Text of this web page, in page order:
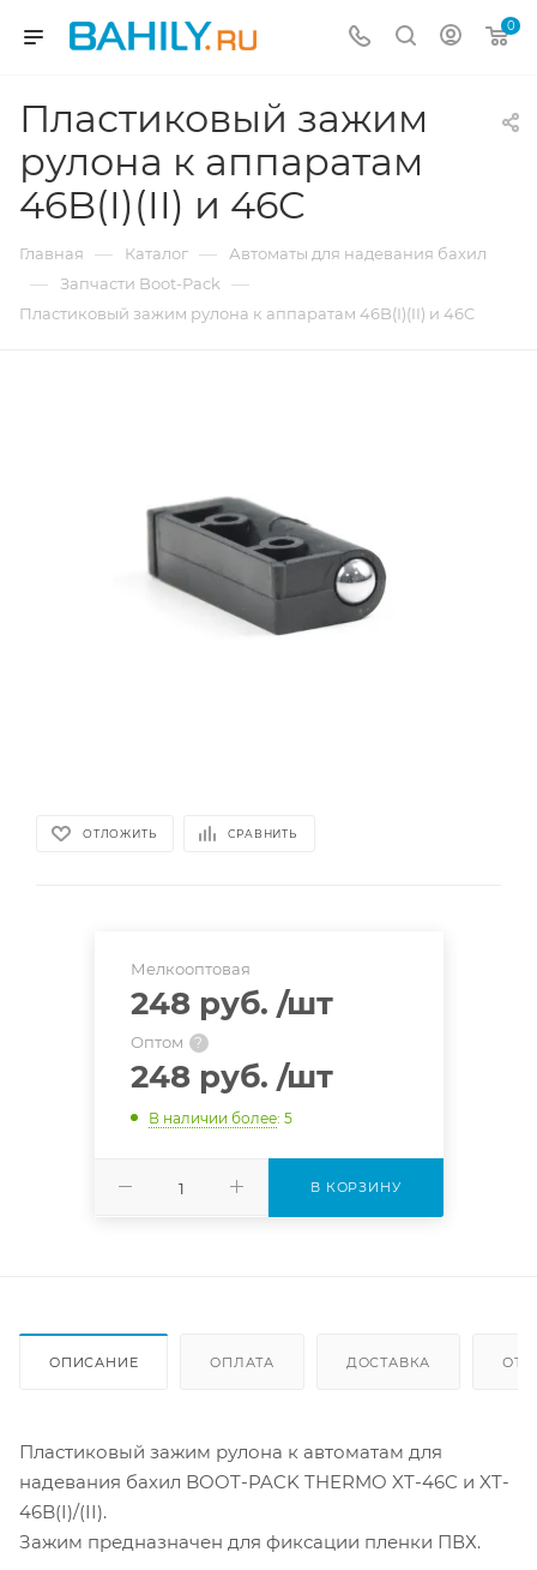
0
Пластиковый зажим
рулона к аппаратам
46B(I)(II) и 46C
Главная — Каталог — Автоматы для надевания бахил
— Запчасти Boot-Pack —
Пластиковый зажим рулона к аппаратам 46B(I)(II) и 46C
ОТЛОЖИТЬ СРАВНИТЬ
Мелкооптовая
248 руб. /шт
Оптом ?
248 руб. /шт
В наличии более: 5
В КОРЗИНУ
ОПИСАНИЕ ОПЛАТА ДОСТАВКА
Пластиковый зажим рулона к автоматам для
надевания бахил BOOT-PACK THERMO XT-46C и XT-
46B(I)/(II).
Зажим предназначен для фиксации пленки ПВХ.